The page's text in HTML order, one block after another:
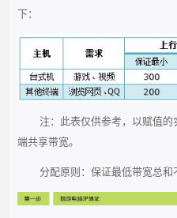
下：
注：此表仅供参考，以赋值
端共享带宽。
分配原则：保证最低带宽总和